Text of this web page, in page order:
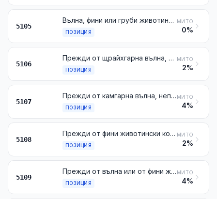
5105
Вълна, фини или груби животински косми, щрайхгарни или камгарни (включително безразборно камгарирана вълна)
ПОЗИЦИЯ
МИТО
0%
5106
Прежди от щрайхгарна вълна, непригодени за продажба на дребно
ПОЗИЦИЯ
МИТО
2%
5107
Прежди от камгарна вълна, непригодени за продажба на дребно
ПОЗИЦИЯ
МИТО
4%
5108
Прежди от фини животински косми, щрайхгарни или камгарни, непригодени за продажба на дребно
ПОЗИЦИЯ
МИТО
2%
5109
Прежди от вълна или от фини животински косми, пригодени за продажба на дребно
ПОЗИЦИЯ
МИТО
4%